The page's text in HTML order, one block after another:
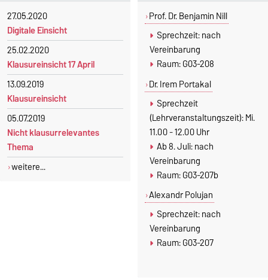
Prof. Dr. Benjamin Nill
Sprechzeit: nach
Vereinbarung
Raum: G03-208
Dr. Irem Portakal
Sprechzeit
(Lehrveranstaltungszeit): Mi.
11.00 - 12.00 Uhr
Ab 8. Juli: nach
Vereinbarung
Raum: G03-207b
Alexandr Polujan
Sprechzeit: nach
Vereinbarung
Raum: G03-207
27.05.2020
Digitale Einsicht
25.02.2020
Klausureinsicht 17 April
13.09.2019
Klausureinsicht
05.07.2019
Nicht klausurrelevantes
Thema
weitere...